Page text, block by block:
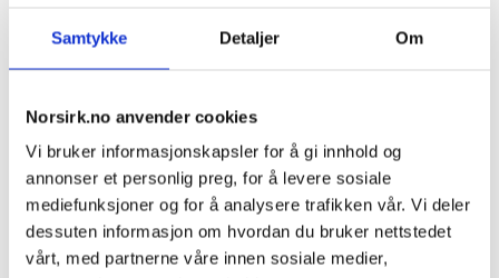
Samtykke Detaljer Om
Norsirk.no anvender cookies
Vi bruker informasjonskapsler for å gi innhold og
annonser et personlig preg, for å levere sosiale
mediefunksjoner og for å analysere trafikken vår. Vi deler
dessuten informasjon om hvordan du bruker nettstedet
vårt, med partnerne våre innen sosiale medier,
Compliant med
PRONEXA
"One stop shop" for utvidet
produsentansvar (EPR) i Europa.